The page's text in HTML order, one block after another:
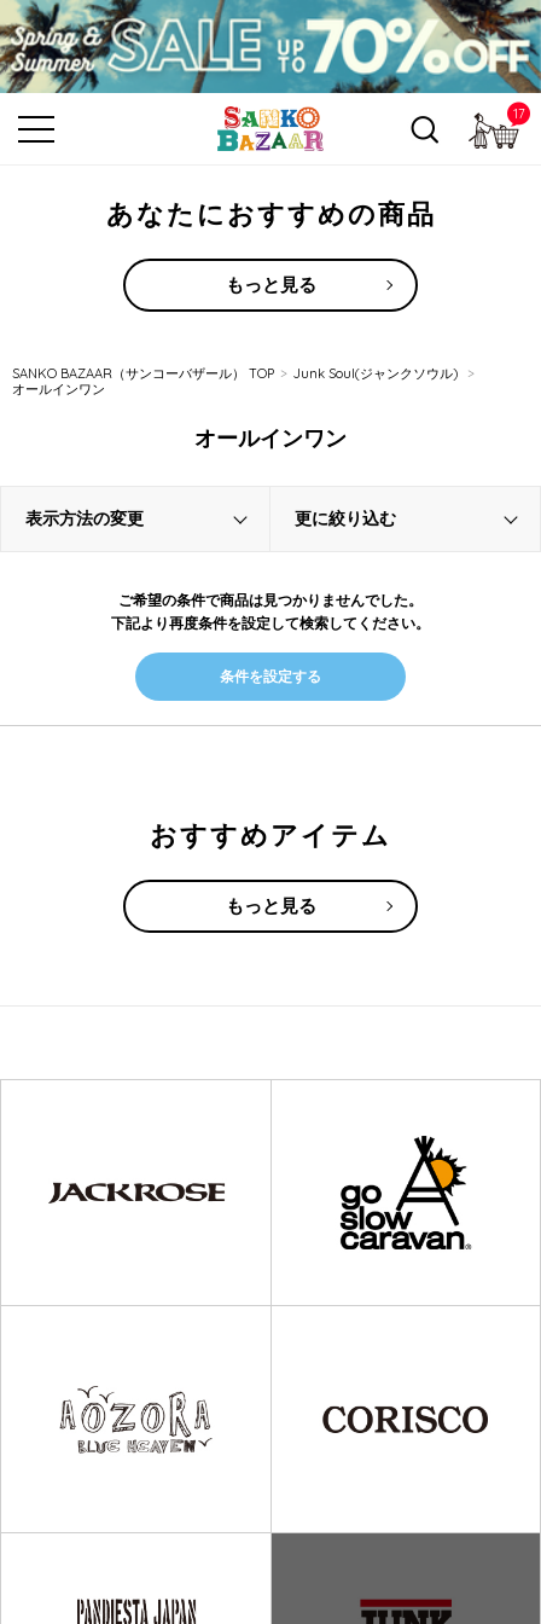
17カ
あなたにおすすめの商品
もっと見る
SANKO BAZAAR（サンコーバザール） TOP
Junk Soul(ジャンクソウル)
オールインワン
オールインワン
表示方法の変更 更に絞り込む
ご希望の条件で商品は見つかりませんでした。
下記より再度条件を設定して検索してください。
条件を設定する
おすすめアイテム
もっと見る